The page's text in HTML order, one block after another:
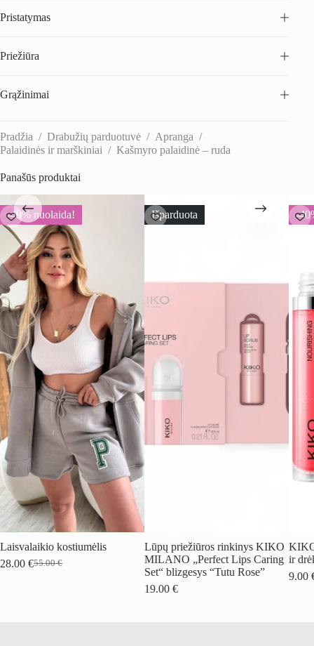
Pristatymas
Priežiūra
Grąžinimai
Pradžia / Drabužių parduotuvė / Apranga /
Palaidinės ir marškiniai / Kašmyro palaidinė – ruda
Panašūs produktai
-49% nuolaida!
Laisvalaikio kostiumėlis
55.00€
Original
28.00 €Current
Išparduota
Lūpų priežiūros rinkinys KIKO
MILANO „Perfect Lips Caring
Set“ blizgesys “Tutu Rose”
19.00€
-
ir
9.00